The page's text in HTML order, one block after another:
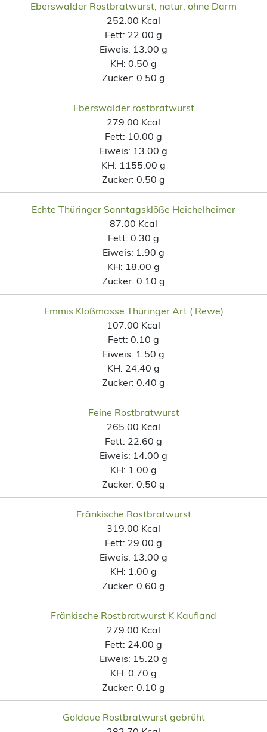
Eberswalder Rostbratwurst, natur, ohne Darm
252.00 Kcal
Fett: 22.00 g
Eiweis: 13.00 g
KH: 0.50 g
Zucker: 0.50 g
Eberswalder rostbratwurst
279.00 Kcal
Fett: 10.00 g
Eiweis: 13.00 g
KH: 1155.00 g
Zucker: 0.50 g
Echte Thüringer Sonntagsklöße Heichelheimer
87.00 Kcal
Fett: 0.30 g
Eiweis: 1.90 g
KH: 18.00 g
Zucker: 0.10 g
Emmis Kloßmasse Thüringer Art ( Rewe)
107.00 Kcal
Fett: 0.10 g
Eiweis: 1.50 g
KH: 24.40 g
Zucker: 0.40 g
Feine Rostbratwurst
265.00 Kcal
Fett: 22.60 g
Eiweis: 14.00 g
KH: 1.00 g
Zucker: 0.50 g
Fränkische Rostbratwurst
319.00 Kcal
Fett: 29.00 g
Eiweis: 13.00 g
KH: 1.00 g
Zucker: 0.60 g
Fränkische Rostbratwurst K Kaufland
279.00 Kcal
Fett: 24.00 g
Eiweis: 15.20 g
KH: 0.70 g
Zucker: 0.10 g
Goldaue Rostbratwurst gebrüht